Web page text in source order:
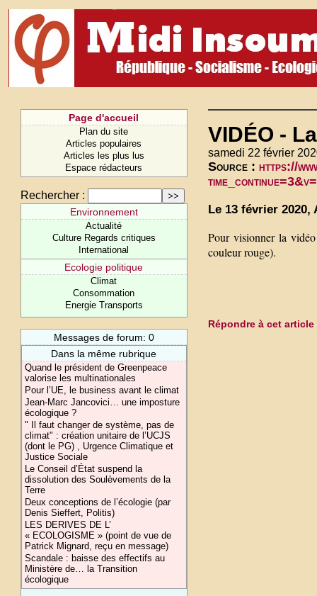
Page d'accueil
Plan du site
Articles populaires
Articles les plus lus
Espace rédacteurs
Rechercher :
Environnement
Actualité
Culture Regards critiques
International
Ecologie politique
Climat
Consommation
Energie Transports
Messages de forum: 0
Dans la même rubrique
Quand le président de Greenpeace
valorise les multinationales
Pour l’UE, le business avant le climat
Jean-Marc Jancovici… une imposture
écologique ?
" Il faut changer de système, pas de
climat" : création unitaire de l’UCJS
(dont le PG) , Urgence Climatique et
Justice Sociale
Le Conseil d’État suspend la
dissolution des Soulèvements de la
Terre
Deux conceptions de l’écologie (par
Denis Sieffert, Politis)
LES DERIVES DE L’
« ECOLOGISME » (point de vue de
Patrick Mignard, reçu en message)
Scandale : baisse des effectifs au
Ministère de… la Transition
écologique
VIDÉO -
samedi 22 février
Source : https://
Le 13 février 2020,
Pour visionner la
couleur rouge).
Répondre à cet article